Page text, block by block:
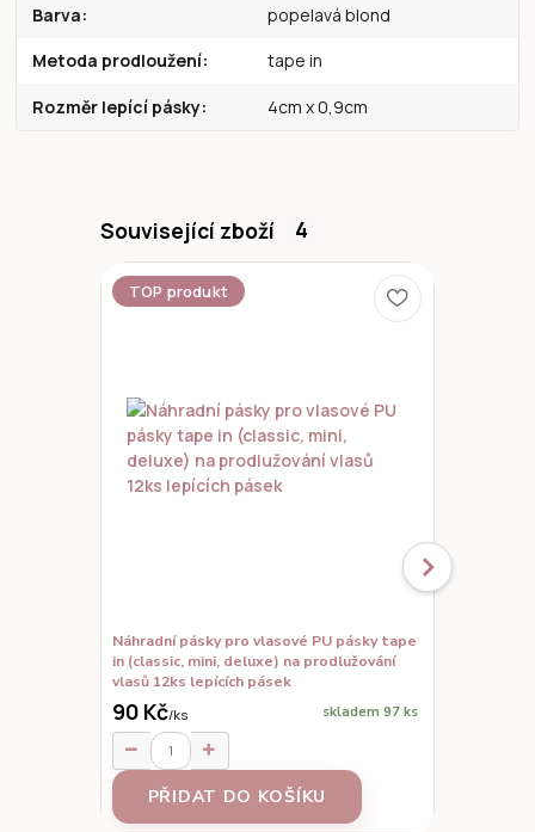
Barva popelavá blond
Metoda prodloužení tape in
Rozměr lepící pásky 4cm x 0,9cm
Související zboží 4
TOP produkt
Náhradní pásky pro vlasové PU pásky tape
in (classic, mini, deluxe) na prodlužování
vlasů 12ks lepících pásek
90 Kč/ks skladem 97 ks
PŘIDAT DO KOŠÍKU